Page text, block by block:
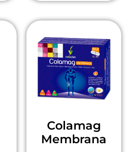
Colamag
Membrana